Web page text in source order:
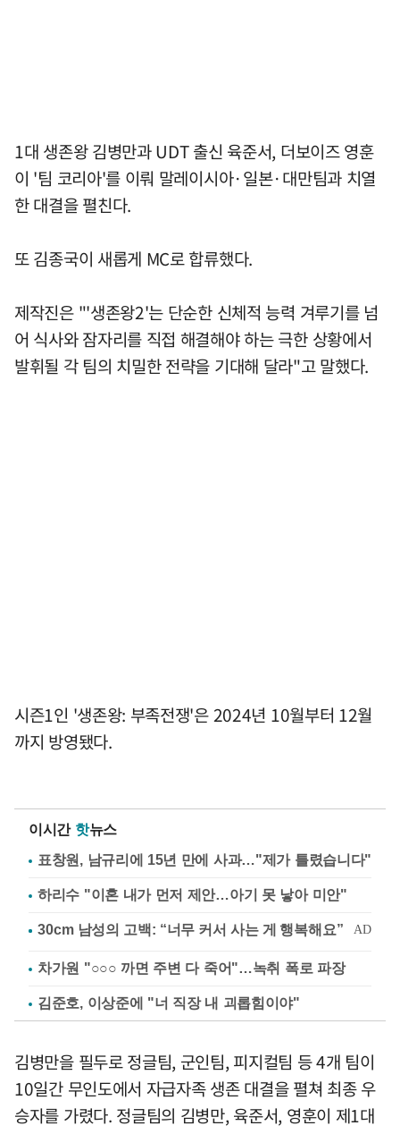
1대 생존왕 김병만과 UDT 출신 육준서, 더보이즈 영훈
이 '팀 코리아'를 이뤄 말레이시아·일본·대만팀과 치열
한 대결을 펼친다.
또 김종국이 새롭게 MC로 합류했다.
제작진은 "'생존왕2'는 단순한 신체적 능력 겨루기를 넘
어 식사와 잠자리를 직접 해결해야 하는 극한 상황에서
발휘될 각 팀의 치밀한 전략을 기대해 달라"고 말했다.
시즌1인 '생존왕: 부족전쟁'은 2024년 10월부터 12월
까지 방영됐다.
이시간 핫뉴스
표창원, 남규리에 15년 만에 사과…"제가 틀렸습니다"
하리수 "이혼 내가 먼저 제안…아기 못 낳아 미안"
차가원 "○○○ 까면 주변 다 죽어"…녹취 폭로 파장
김준호, 이상준에 "너 직장 내 괴롭힘이야"
김병만을 필두로 정글팀, 군인팀, 피지컬팀 등 4개 팀이
10일간 무인도에서 자급자족 생존 대결을 펼쳐 최종 우
승자를 가렸다. 정글팀의 김병만, 육준서, 영훈이 제1대